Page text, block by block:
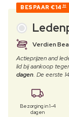
BESPAAR €14 50
Verdien
Actieprijzen and
lid bij aankoop
dagen. De eerste
Bezorging in 1-4
dagen